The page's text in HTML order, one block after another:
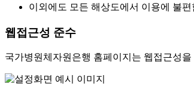
이외에도 모든 해상도에서 이용에 불
웹접근성 준수
국가병원체자원은행 홈페이지는 웹접근성